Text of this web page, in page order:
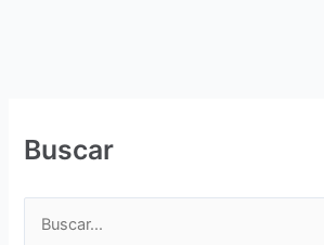
Buscar